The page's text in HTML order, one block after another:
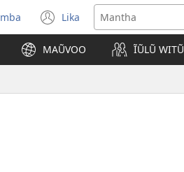
Lika
(opens
new
window)
MAŨVOO ĨŨLŨ WITŨ